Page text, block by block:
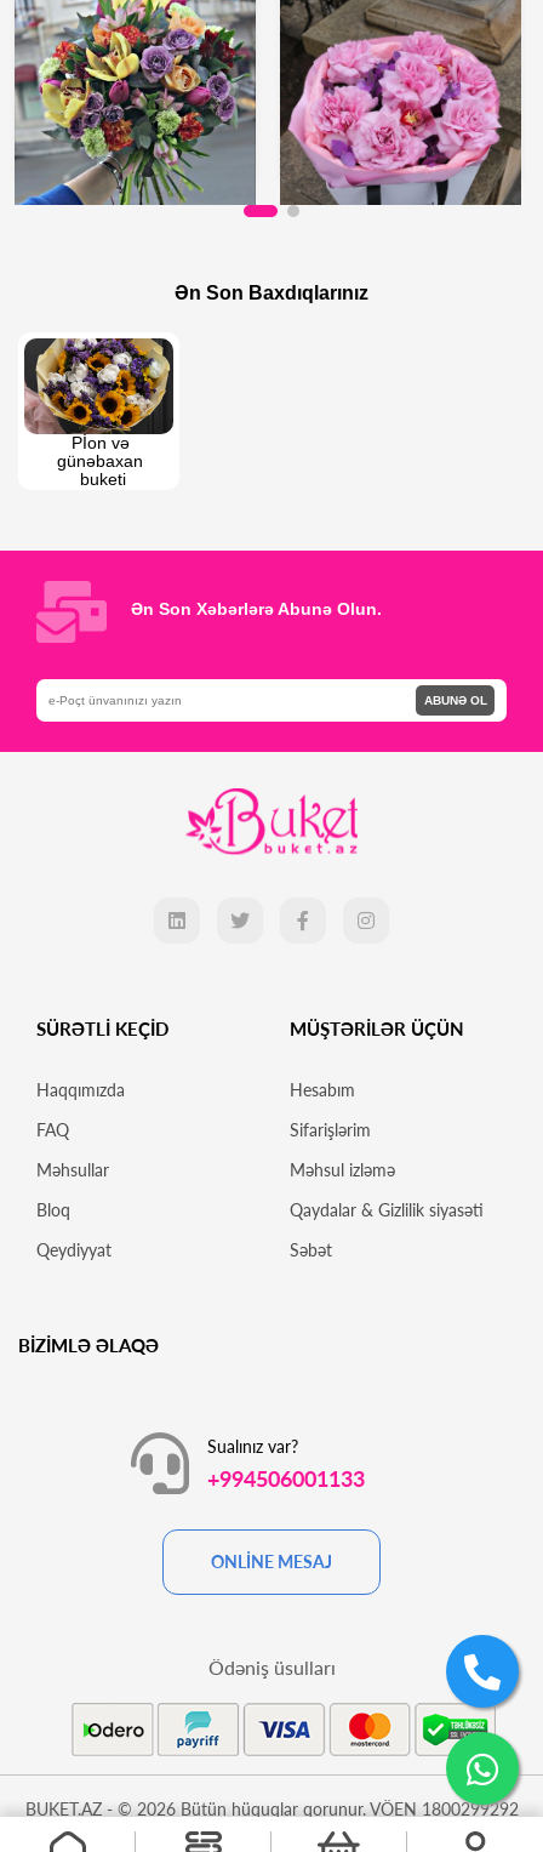
Rənglərin ahəngi
14 fevrala xüsusi buket
Ən Son Baxdıqlarınız
Pİon və
günəbaxan
buketi
Ən Son Xəbərlərə Abunə Olun.
ABUNƏ OL
SÜRƏTLİ KEÇİD
Haqqımızda
FAQ
Məhsullar
Bloq
Qeydiyyat
MÜŞTƏRİLƏR ÜÇÜN
Hesabım
Sifarişlərim
Məhsul izləmə
Qaydalar & Gizlilik siyasəti
Səbət
BİZİMLƏ ƏLAQƏ
Sualınız var?
+994506001133
ONLİNE MESAJ
BUKET.AZ - © 2026 Bütün hüquqlar qorunur. VÖEN 1800299292
Ödəniş üsulları